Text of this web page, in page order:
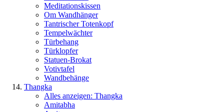
Meditationskissen
Om Wandhänger
Tantrischer Totenkopf
Tempelwächter
Türbehang
Türklopfer
Statuen-Brokat
Votivtafel
Wandbehänge
Thangka
Alles anzeigen: Thangka
Amitabha